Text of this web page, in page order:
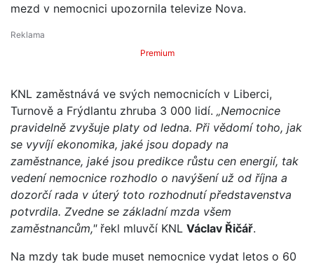
mezd v nemocnici upozornila televize Nova.
Premium
KNL zaměstnává ve svých nemocnicích v Liberci,
Turnově a Frýdlantu zhruba 3 000 lidí. „Nemocnice
pravidelně zvyšuje platy od ledna. Při vědomí toho, jak
se vyvíjí ekonomika, jaké jsou dopady na
zaměstnance, jaké jsou predikce růstu cen energií, tak
vedení nemocnice rozhodlo o navýšení už od října a
dozorčí rada v úterý toto rozhodnutí představenstva
potvrdila. Zvedne se základní mzda všem
zaměstnancům,"řekl mluvčí KNL Václav Řičář.
Na mzdy tak bude muset nemocnice vydat letos o 60